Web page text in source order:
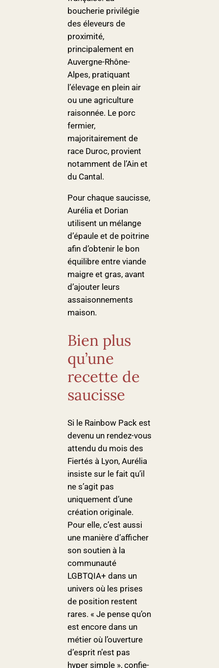
boucherie privilégie
des éleveurs de
proximité,
principalement en
Auvergne-Rhône-
Alpes, pratiquant
l’élevage en plein air
ou une agriculture
raisonnée. Le porc
fermier,
majoritairement de
race Duroc, provient
notamment de l’Ain et
du Cantal.
Pour chaque saucisse,
Aurélia et Dorian
utilisent un mélange
d’épaule et de poitrine
afin d’obtenir le bon
équilibre entre viande
maigre et gras, avant
d’ajouter leurs
assaisonnements
maison.
Bien plus
qu’une
recette de
saucisse
Si le Rainbow Pack est
devenu un rendez-vous
attendu du mois des
Fiertés à Lyon, Aurélia
insiste sur le fait qu’il
ne s’agit pas
uniquement d’une
création originale.
Pour elle, c’est aussi
une manière d’afficher
son soutien à la
communauté
LGBTQIA+ dans un
univers où les prises
de position restent
rares. « Je pense qu’on
est encore dans un
métier où l’ouverture
d’esprit n’est pas
hyper simple », confie-